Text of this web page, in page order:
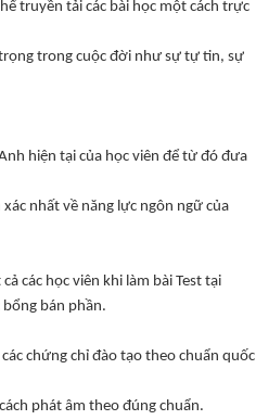
truyền tải các bài học một cách trực
trong cuộc đời như sự tự tin, sự
hiện tại của học viên để từ đó đưa
nhất về năng lực ngôn ngữ của
các học viên khi làm bài Test tại
bán phần.
chứng chỉ đào tạo theo chuẩn quốc
phát âm theo đúng chuẩn.